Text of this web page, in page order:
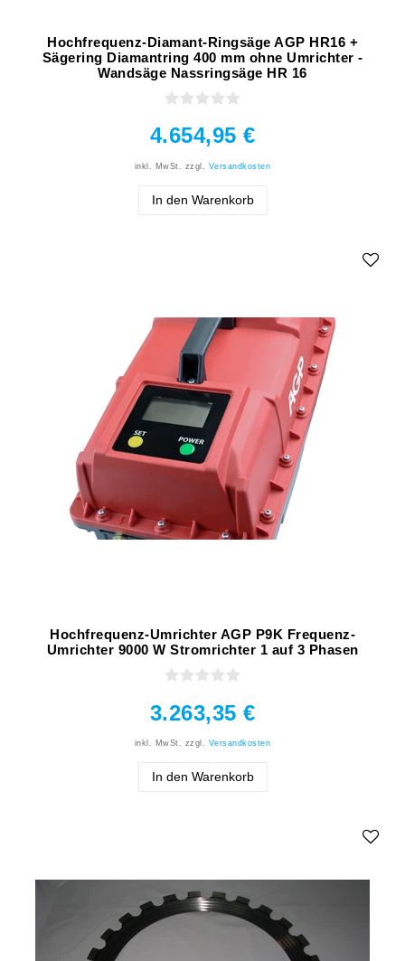
Hochfrequenz-Diamant-Ringsäge AGP HR16 +
Sägering Diamantring 400 mm ohne Umrichter -
Wandsäge Nassringsäge HR 16
4.654,95 €
inkl. MwSt. zzgl. Versandkosten
In den Warenkorb
Hochfrequenz-Umrichter AGP P9K Frequenz-
Umrichter 9000 W Stromrichter 1 auf 3 Phasen
3.263,35 €
inkl. MwSt. zzgl. Versandkosten
In den Warenkorb